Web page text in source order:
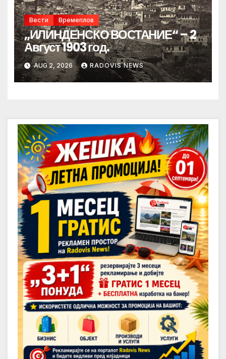
Вести Времеплов
„ИЛИНДЕНСКО ВОСТАНИЕ“ – 2
Август 1903 год.
AUG 2, 2026 RADOVIS NEWS